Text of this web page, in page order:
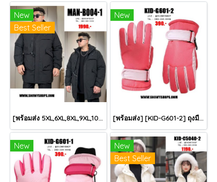
New
Best Seller
[พร้อมส่ง 5XL,6XL,8XL,9XL,10XL] [Man-B004-1] Down Jackets BigSize เสื้อโค้ทขนเป็ดกันหนาวสีดำชายไซด์ใหญ่ มีหมวกฮู้ด ซิปด้านหน้า กันน้ำ ใส่กันหนาวติดลบได้อย่างดี
New
[พร้อมส่ง] [KID-G601-2] ถุงมือกันหนาวเด็กสีชมพูเข้ม ซับขนด้านใน ใส่กันหนาวเล่นหิมะได้ (เหมาะสำหรับเด็ก 3-5ขวบ)
New
New
Best Seller